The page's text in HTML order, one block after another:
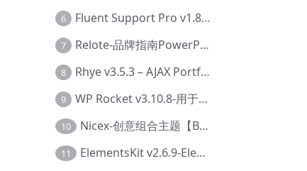
6 Fluent Support Pro v1.8.1 – WordPress 支持票务系统【Cc-0041】
7 Relote-品牌指南PowerPoint模板【Dc-0076】
8 Rhye v3.5.3 – AJAX Portfolio WordPress 主题【Bi-0049】
9 WP Rocket v3.10.8-用于wordpress速度优化的缓存加速插件【Cd-0019】
10 Nicex-创意组合主题【Be-0092】
11 ElementsKit v2.6.9-Elementor插件【Ab-0161】